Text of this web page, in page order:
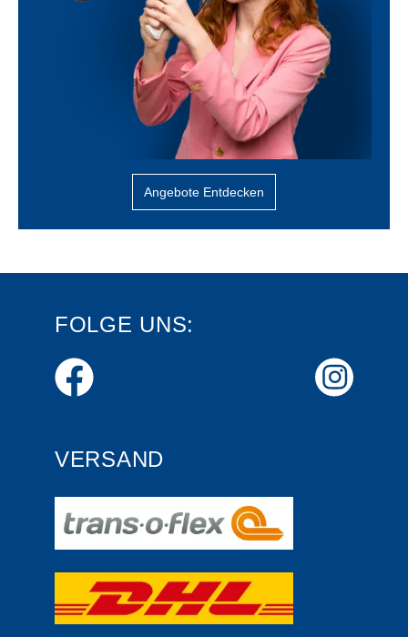
Angebote Entdecken
FOLGE UNS:
VERSAND